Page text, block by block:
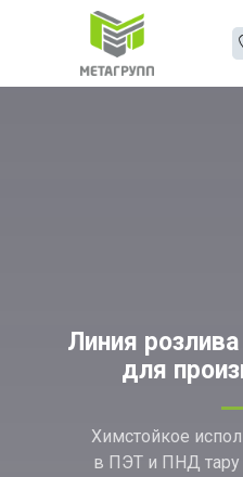
Химстойкое
в ПЭТ и ПНД тару
Линия
для